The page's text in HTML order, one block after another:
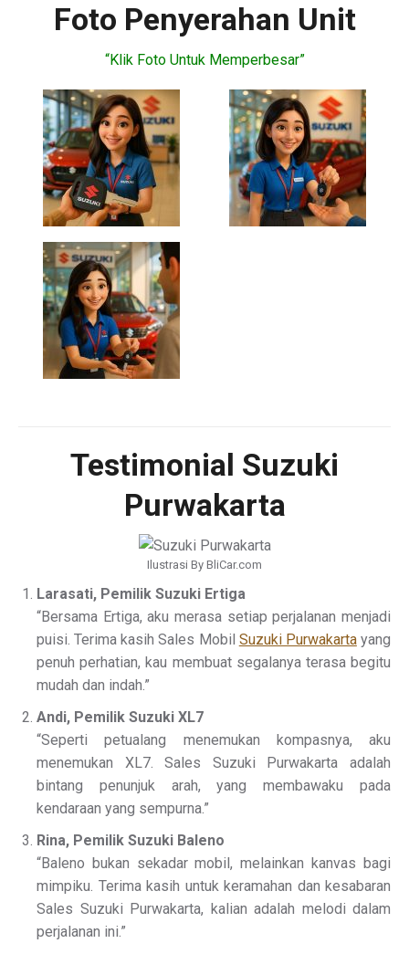
Foto Penyerahan Unit
“Klik Foto Untuk Memperbesar”
Testimonial Suzuki
Purwakarta
Ilustrasi By BliCar.com
Larasati, Pemilik Suzuki Ertiga
“Bersama Ertiga, aku merasa setiap perjalanan menjadi
puisi. Terima kasih Sales Mobil Suzuki Purwakartayang
penuh perhatian, kau membuat segalanya terasa begitu
mudah dan indah.”
Andi, Pemilik Suzuki XL7
“Seperti petualang menemukan kompasnya, aku
menemukan XL7. Sales Suzuki Purwakarta adalah
bintang penunjuk arah, yang membawaku pada
kendaraan yang sempurna.”
Rina, Pemilik Suzuki Baleno
“Baleno bukan sekadar mobil, melainkan kanvas bagi
mimpiku. Terima kasih untuk keramahan dan kesabaran
Sales Suzuki Purwakarta, kalian adalah melodi dalam
perjalanan ini.”